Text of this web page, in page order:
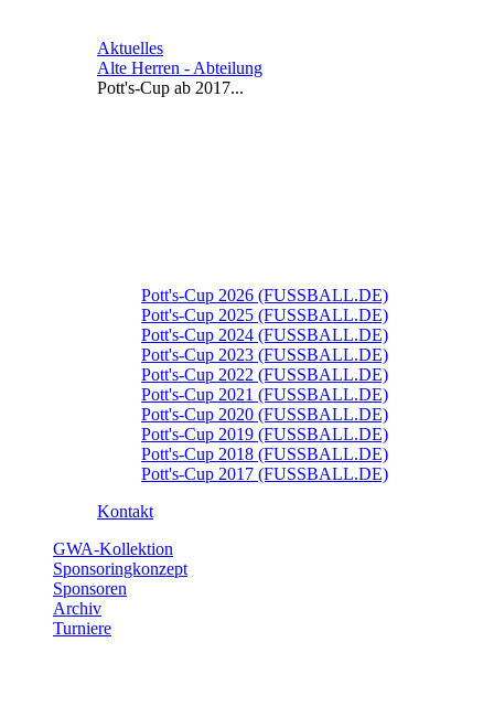
Aktuelles
Alte Herren - Abteilung
Pott's-Cup ab 2017...
Pott's-Cup 2026 (FUSSBALL.DE)
Pott's-Cup 2025 (FUSSBALL.DE)
Pott's-Cup 2024 (FUSSBALL.DE)
Pott's-Cup 2023 (FUSSBALL.DE)
Pott's-Cup 2022 (FUSSBALL.DE)
Pott's-Cup 2021 (FUSSBALL.DE)
Pott's-Cup 2020 (FUSSBALL.DE)
Pott's-Cup 2019 (FUSSBALL.DE)
Pott's-Cup 2018 (FUSSBALL.DE)
Pott's-Cup 2017 (FUSSBALL.DE)
Kontakt
GWA-Kollektion
Sponsoringkonzept
Sponsoren
Archiv
Turniere